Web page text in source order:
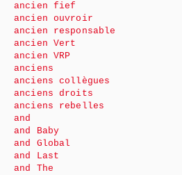
ancien fief
ancien ouvroir
ancien responsable
ancien Vert
ancien VRP
anciens
anciens collègues
anciens droits
anciens rebelles
and
and Baby
and Global
and Last
and The